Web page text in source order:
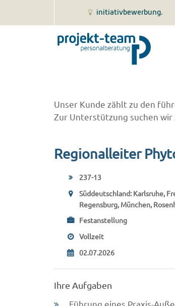
initiativbewerbung.
Unser Kunde zählt zu den
Zur Unterstützung suchen
Regionalleiter
237-13
Süddeutschland: Karlsruhe,
Regensburg, München,
Festanstellung
Vollzeit
02.07.2026
Ihre Aufgaben
Führung eines Praxis-